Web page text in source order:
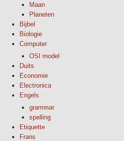
Maan
Planeten
Bijbel
Biologie
Computer
OSI model
Duits
Economie
Electronica
Engels
grammar
spelling
Etiquette
Frans